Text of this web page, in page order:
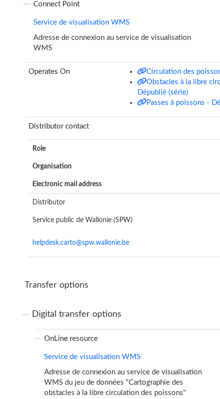
Connect Point
Service de visualisation WMS
Adresse de connexion au service de visualisation
WMS
Operates On
Circulation des
Obstacles à la libre
Dépublié (série)
Passes à poissons -
Distributor contact
Role
Organisation
Electronic mail address
Distributor
Service public de Wallonie (SPW)
helpdesk.carto@spw.wallonie.be
Transfer options
Digital transfer options
OnLine resource
Service de visualisation WMS
Adresse de connexion au service de visualisation
WMS du jeu de données "Cartographie des
obstacles à la libre circulation des poissons"